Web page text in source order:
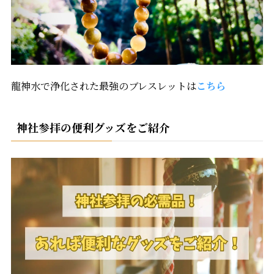
龍神水で浄化された最強のブレスレットはこちら
神社参拝の便利グッズをご紹介